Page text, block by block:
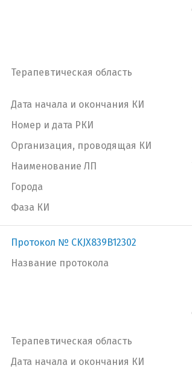
Терапевтическая область
Дата начала и окончания КИ
Номер и дата РКИ
Организация, проводящая КИ
Наименование ЛП
Города
Фаза КИ
Протокол № CKJX839B12302
Название протокола
Терапевтическая область
Дата начала и окончания КИ